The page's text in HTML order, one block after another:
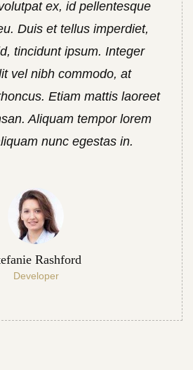
ex, id pellentesque
Duis et tellus imperdiet,
tincidunt ipsum. Integer
vel nibh commodo, at
Etiam mattis laoreet
Aliquam tempor lorem
nunc egestas in.
Rashford
Developer